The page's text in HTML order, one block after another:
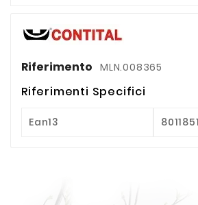
Riferimento MLN.008365
Riferimenti Specifici
Ean13